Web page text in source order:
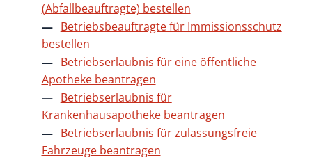
(Abfallbeauftragte) bestellen
Betriebsbeauftragte für Immissionsschutz
bestellen
Betriebserlaubnis für eine öffentliche
Apotheke beantragen
Betriebserlaubnis für
Krankenhausapotheke beantragen
Betriebserlaubnis für zulassungsfreie
Fahrzeuge beantragen